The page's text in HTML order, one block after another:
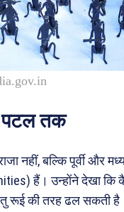
पटल तक
नहीं, बल्कि पूर्वी और
हैं। उन्होंने देखा कि
रूई की तरह ढल सकती